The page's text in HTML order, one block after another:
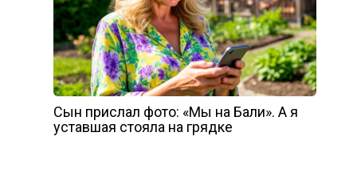
Сын прислал фото: «Мы на Бали». А я
уставшая стояла на грядке